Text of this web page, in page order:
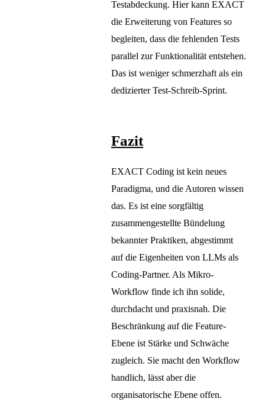
Testabdeckung. Hier kann EXACT
die Erweiterung von Features so
begleiten, dass die fehlenden Tests
parallel zur Funktionalität entstehen.
Das ist weniger schmerzhaft als ein
dedizierter Test-Schreib-Sprint.
Fazit
EXACT Coding ist kein neues
Paradigma, und die Autoren wissen
das. Es ist eine sorgfältig
zusammengestellte Bündelung
bekannter Praktiken, abgestimmt
auf die Eigenheiten von LLMs als
Coding-Partner. Als Mikro-
Workflow finde ich ihn solide,
durchdacht und praxisnah. Die
Beschränkung auf die Feature-
Ebene ist Stärke und Schwäche
zugleich. Sie macht den Workflow
handlich, lässt aber die
organisatorische Ebene offen.